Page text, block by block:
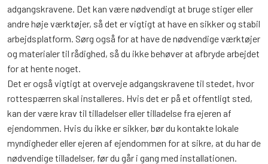
adgangskravene. Det kan være nødvendigt at bruge stiger eller
andre høje værktøjer, så det er vigtigt at have en sikker og stabil
arbejdsplatform. Sørg også for at have de nødvendige værktøjer
og materialer til rådighed, så du ikke behøver at afbryde arbejdet
for at hente noget.
Det er også vigtigt at overveje adgangskravene til stedet, hvor
rottespærren skal installeres. Hvis det er på et offentligt sted,
kan der være krav til tilladelser eller tilladelse fra ejeren af ​​
ejendommen. Hvis du ikke er sikker, bør du kontakte lokale
myndigheder eller ejeren af ejendommen for at sikre, at du har de
nødvendige tilladelser, før du går i gang med installationen.